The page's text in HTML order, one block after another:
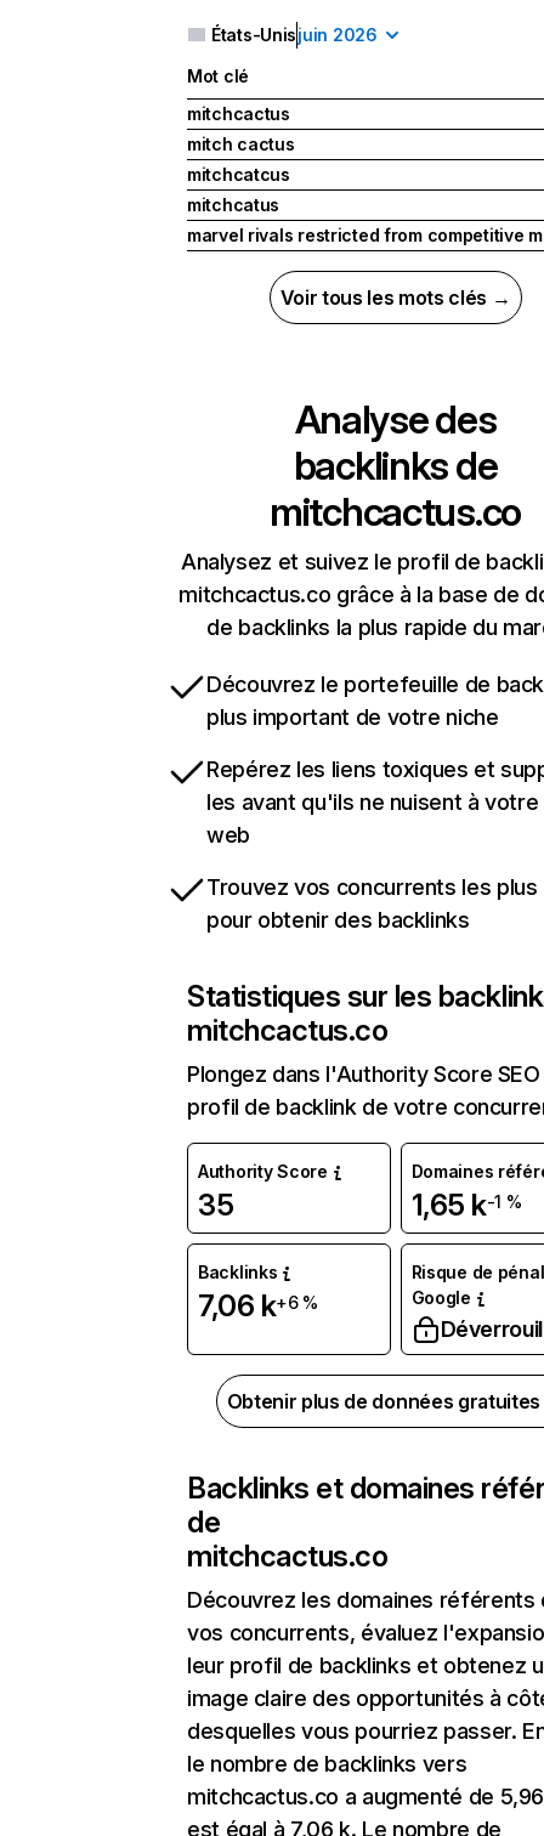
États-Unisjuin 2026
Mot clé
mitchcactus
mitch cactus
mitchcatcus
mitchcatus
marvel rivals restricted from competitive
Voir tous les mots clés →
Analyse des
backlinks de
mitchcactus.co
Analysez et suivez le profil de
mitchcactus.co grâce à la base de
de backlinks la plus rapide du
Découvrez le portefeuille de
plus important de votre niche
Repérez les liens toxiques et
les avant qu'ils ne nuisent à
web
Trouvez vos concurrents les
pour obtenir des backlinks
Statistiques sur les
mitchcactus.co
Plongez dans l'Authority Score
profil de backlink de votre
Authority Score
35
Domaines
1,65 k-1 %
Backlinks
7,06 k+6 %
Risque de
Google
Obtenir plus de données
Backlinks et domaines
de
mitchcactus.co
Découvrez les domaines référents
vos concurrents, évaluez
leur profil de backlinks et obtenez
image claire des opportunités à
desquelles vous pourriez passer.
le nombre de backlinks vers
mitchcactus.co a augmenté de
est égal à 7,06 k. Le nombre de